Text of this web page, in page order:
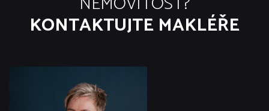
KONTAKTUJTE MAKLÉŘE